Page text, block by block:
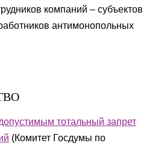
компаний – субъектов
антимонопольных
тотальный запрет
(Комитет Госдумы по